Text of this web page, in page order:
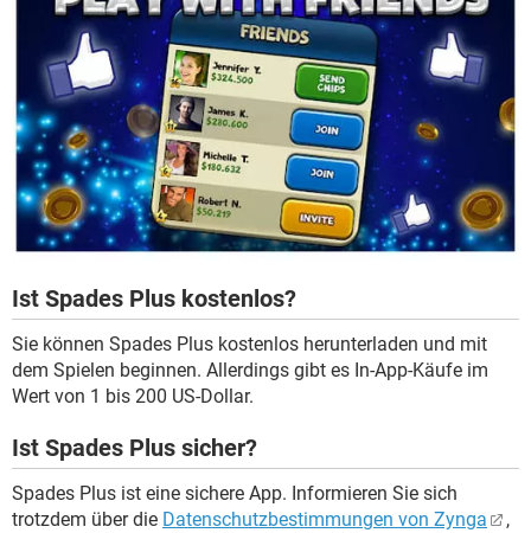
Ist Spades Plus kostenlos?
Sie können Spades Plus kostenlos herunterladen und mit
dem Spielen beginnen. Allerdings gibt es In-App-Käufe im
Wert von 1 bis 200 US-Dollar.
Ist Spades Plus sicher?
Spades Plus ist eine sichere App. Informieren Sie sich
trotzdem über die Datenschutzbestimmungen von Zynga
,